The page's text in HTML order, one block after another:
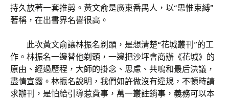
持久放著一套推剪。黃文俞是廣東番禺人，以“思惟束縛”
著稱，在出書界名譽很高。
此次黃文俞讓林振名剃頭，是想清楚“花城叢刊”的工
作。林振名一邊替他剃頭，一邊把沙坪會商辦《花城》的
原由、經過歷程，大師的掛念、思慮、共鳴和最后決議，
盡情宣露。林振名說明，我們如許做沒有違規，不頓時請
求辦刊，是怕給引導惹費事，萬一叢註銷事，義務可以本